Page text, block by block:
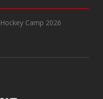
Camp 2026